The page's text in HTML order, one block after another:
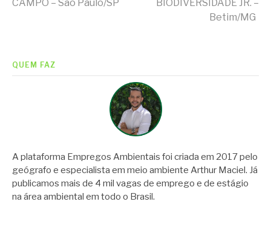
CAMPO – São Paulo/SP
BIODIVERSIDADE JR. –
Betim/MG
QUEM FAZ
A plataforma Empregos Ambientais foi criada em 2017 pelo
geógrafo e especialista em meio ambiente Arthur Maciel. Já
publicamos mais de 4 mil vagas de emprego e de estágio
na área ambiental em todo o Brasil.